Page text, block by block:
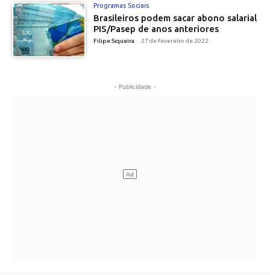
Programas Sociais
Brasileiros podem sacar abono salarial
PIS/Pasep de anos anteriores
Filipe Siqueira - 27 de fevereiro de 2022
- Publicidade -